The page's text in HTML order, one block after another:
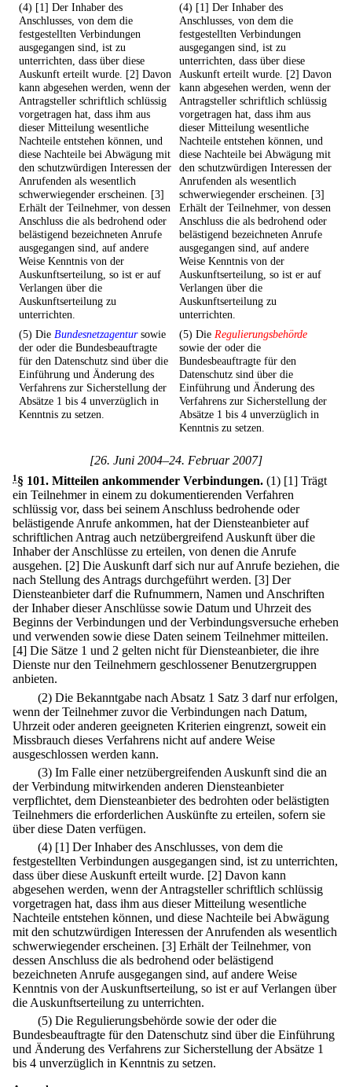
(4) [1] Der Inhaber des
Anschlusses, von dem die
festgestellten Verbindungen
ausgegangen sind, ist zu
unterrichten, dass über diese
Auskunft erteilt wurde. [2] Davon
kann abgesehen werden, wenn der
Antragsteller schriftlich schlüssig
vorgetragen hat, dass ihm aus
dieser Mitteilung wesentliche
Nachteile entstehen können, und
diese Nachteile bei Abwägung mit
den schutzwürdigen Interessen der
Anrufenden als wesentlich
schwerwiegender erscheinen. [3]
Erhält der Teilnehmer, von dessen
Anschluss die als bedrohend oder
belästigend bezeichneten Anrufe
ausgegangen sind, auf andere
Weise Kenntnis von der
Auskunftserteilung, so ist er auf
Verlangen über die
Auskunftserteilung zu
unterrichten.
(4) [1] Der Inhaber des
Anschlusses, von dem die
festgestellten Verbindungen
ausgegangen sind, ist zu
unterrichten, dass über diese
Auskunft erteilt wurde. [2] Davon
kann abgesehen werden, wenn der
Antragsteller schriftlich schlüssig
vorgetragen hat, dass ihm aus
dieser Mitteilung wesentliche
Nachteile entstehen können, und
diese Nachteile bei Abwägung mit
den schutzwürdigen Interessen der
Anrufenden als wesentlich
schwerwiegender erscheinen. [3]
Erhält der Teilnehmer, von dessen
Anschluss die als bedrohend oder
belästigend bezeichneten Anrufe
ausgegangen sind, auf andere
Weise Kenntnis von der
Auskunftserteilung, so ist er auf
Verlangen über die
Auskunftserteilung zu
unterrichten.
(5) Die Bundesnetzagentursowie
der oder die Bundesbeauftragte
für den Datenschutz sind über die
Einführung und Änderung des
Verfahrens zur Sicherstellung der
Absätze 1 bis 4 unverzüglich in
Kenntnis zu setzen.
(5) Die Regulierungsbehörde
sowie der oder die
Bundesbeauftragte für den
Datenschutz sind über die
Einführung und Änderung des
Verfahrens zur Sicherstellung der
Absätze 1 bis 4 unverzüglich in
Kenntnis zu setzen.
[26. Juni 2004–24. Februar 2007]
1§ 101. Mitteilen ankommender Verbindungen. (1) [1] Trägt
ein Teilnehmer in einem zu dokumentierenden Verfahren
schlüssig vor, dass bei seinem Anschluss bedrohende oder
belästigende Anrufe ankommen, hat der Diensteanbieter auf
schriftlichen Antrag auch netzübergreifend Auskunft über die
Inhaber der Anschlüsse zu erteilen, von denen die Anrufe
ausgehen. [2] Die Auskunft darf sich nur auf Anrufe beziehen, die
nach Stellung des Antrags durchgeführt werden. [3] Der
Diensteanbieter darf die Rufnummern, Namen und Anschriften
der Inhaber dieser Anschlüsse sowie Datum und Uhrzeit des
Beginns der Verbindungen und der Verbindungsversuche erheben
und verwenden sowie diese Daten seinem Teilnehmer mitteilen.
[4] Die Sätze 1 und 2 gelten nicht für Diensteanbieter, die ihre
Dienste nur den Teilnehmern geschlossener Benutzergruppen
anbieten.
(2) Die Bekanntgabe nach Absatz 1 Satz 3 darf nur erfolgen,
wenn der Teilnehmer zuvor die Verbindungen nach Datum,
Uhrzeit oder anderen geeigneten Kriterien eingrenzt, soweit ein
Missbrauch dieses Verfahrens nicht auf andere Weise
ausgeschlossen werden kann.
(3) Im Falle einer netzübergreifenden Auskunft sind die an
der Verbindung mitwirkenden anderen Diensteanbieter
verpflichtet, dem Diensteanbieter des bedrohten oder belästigten
Teilnehmers die erforderlichen Auskünfte zu erteilen, sofern sie
über diese Daten verfügen.
(4) [1] Der Inhaber des Anschlusses, von dem die
festgestellten Verbindungen ausgegangen sind, ist zu unterrichten,
dass über diese Auskunft erteilt wurde. [2] Davon kann
abgesehen werden, wenn der Antragsteller schriftlich schlüssig
vorgetragen hat, dass ihm aus dieser Mitteilung wesentliche
Nachteile entstehen können, und diese Nachteile bei Abwägung
mit den schutzwürdigen Interessen der Anrufenden als wesentlich
schwerwiegender erscheinen. [3] Erhält der Teilnehmer, von
dessen Anschluss die als bedrohend oder belästigend
bezeichneten Anrufe ausgegangen sind, auf andere Weise
Kenntnis von der Auskunftserteilung, so ist er auf Verlangen über
die Auskunftserteilung zu unterrichten.
(5) Die Regulierungsbehörde sowie der oder die
Bundesbeauftragte für den Datenschutz sind über die Einführung
und Änderung des Verfahrens zur Sicherstellung der Absätze 1
bis 4 unverzüglich in Kenntnis zu setzen.